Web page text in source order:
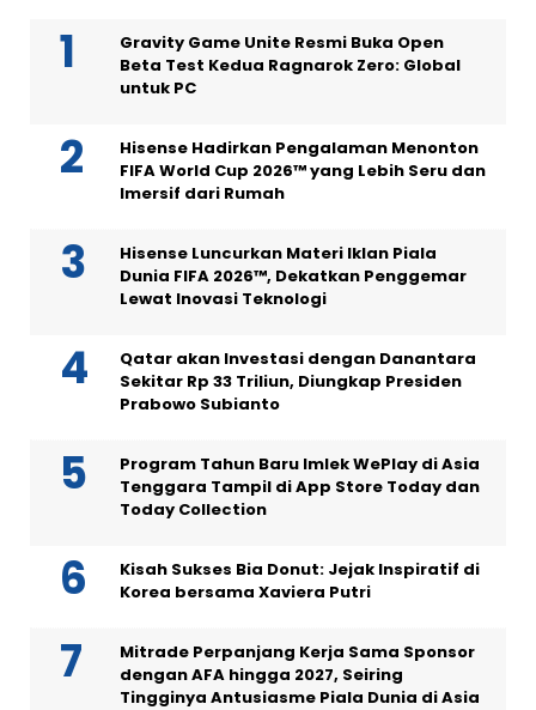
Gravity Game Unite Resmi Buka Open
Beta Test Kedua Ragnarok Zero: Global
untuk PC
Hisense Hadirkan Pengalaman Menonton
FIFA World Cup 2026™ yang Lebih Seru dan
Imersif dari Rumah
Hisense Luncurkan Materi Iklan Piala
Dunia FIFA 2026™, Dekatkan Penggemar
Lewat Inovasi Teknologi
Qatar akan Investasi dengan Danantara
Sekitar Rp 33 Triliun, Diungkap Presiden
Prabowo Subianto
Program Tahun Baru Imlek WePlay di Asia
Tenggara Tampil di App Store Today dan
Today Collection
Kisah Sukses Bia Donut: Jejak Inspiratif di
Korea bersama Xaviera Putri
Mitrade Perpanjang Kerja Sama Sponsor
dengan AFA hingga 2027, Seiring
Tingginya Antusiasme Piala Dunia di Asia